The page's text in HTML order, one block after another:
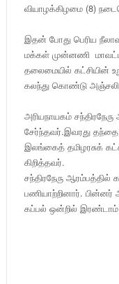
வியாழக்கிழமை (8)
இதன் போது பெரிய
மக்கள் முன்னணி
தலைமையில் கட்சியின்
கலந்து கொண்டு அஞ்சலி
அரியநாயகம்
சேர்ந்தவர்.இவரது தந்தை
இலங்கைத் தமிழரசுக்
கிறித்தவர்.
சந்திரநேரு ஆரம்பத்தில்
பணியாற்றினார். பின்னர்
கப்பல் ஒன்றில் இரண்டாம்